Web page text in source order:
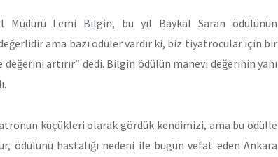
Müdürü Lemi Bilgin, bu yıl Baykal Saran ödülünün
ama bazı ödüler vardır ki, biz tiyatrocular için bir
artırır” dedi. Bilgin ödülün manevi değerinin yanı
küçükleri olarak gördük kendimizi, ama bu ödülle
ödülünü hastalığı nedeni ile bugün vefat eden Ankara